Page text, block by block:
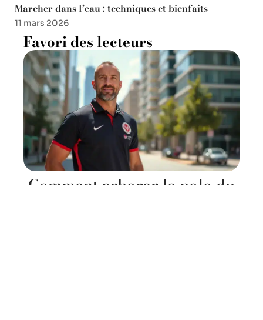
Marcher dans l’eau : techniques et bienfaits
11 mars 2026
Favori des lecteurs
Comment arborer le polo du